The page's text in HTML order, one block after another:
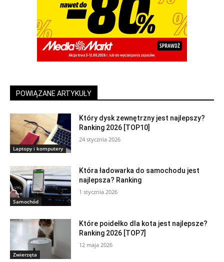
POWIĄZANE ARTYKUŁY
Laptopy i komputery
Który dysk zewnętrzny jest najlepszy?
Ranking 2026 [TOP10]
24 stycznia 2026
Samochód
Która ładowarka do samochodu jest
najlepsza? Ranking
1 stycznia 2026
Zwierzęta
Które poidełko dla kota jest najlepsze?
Ranking 2026 [TOP7]
12 maja 2026